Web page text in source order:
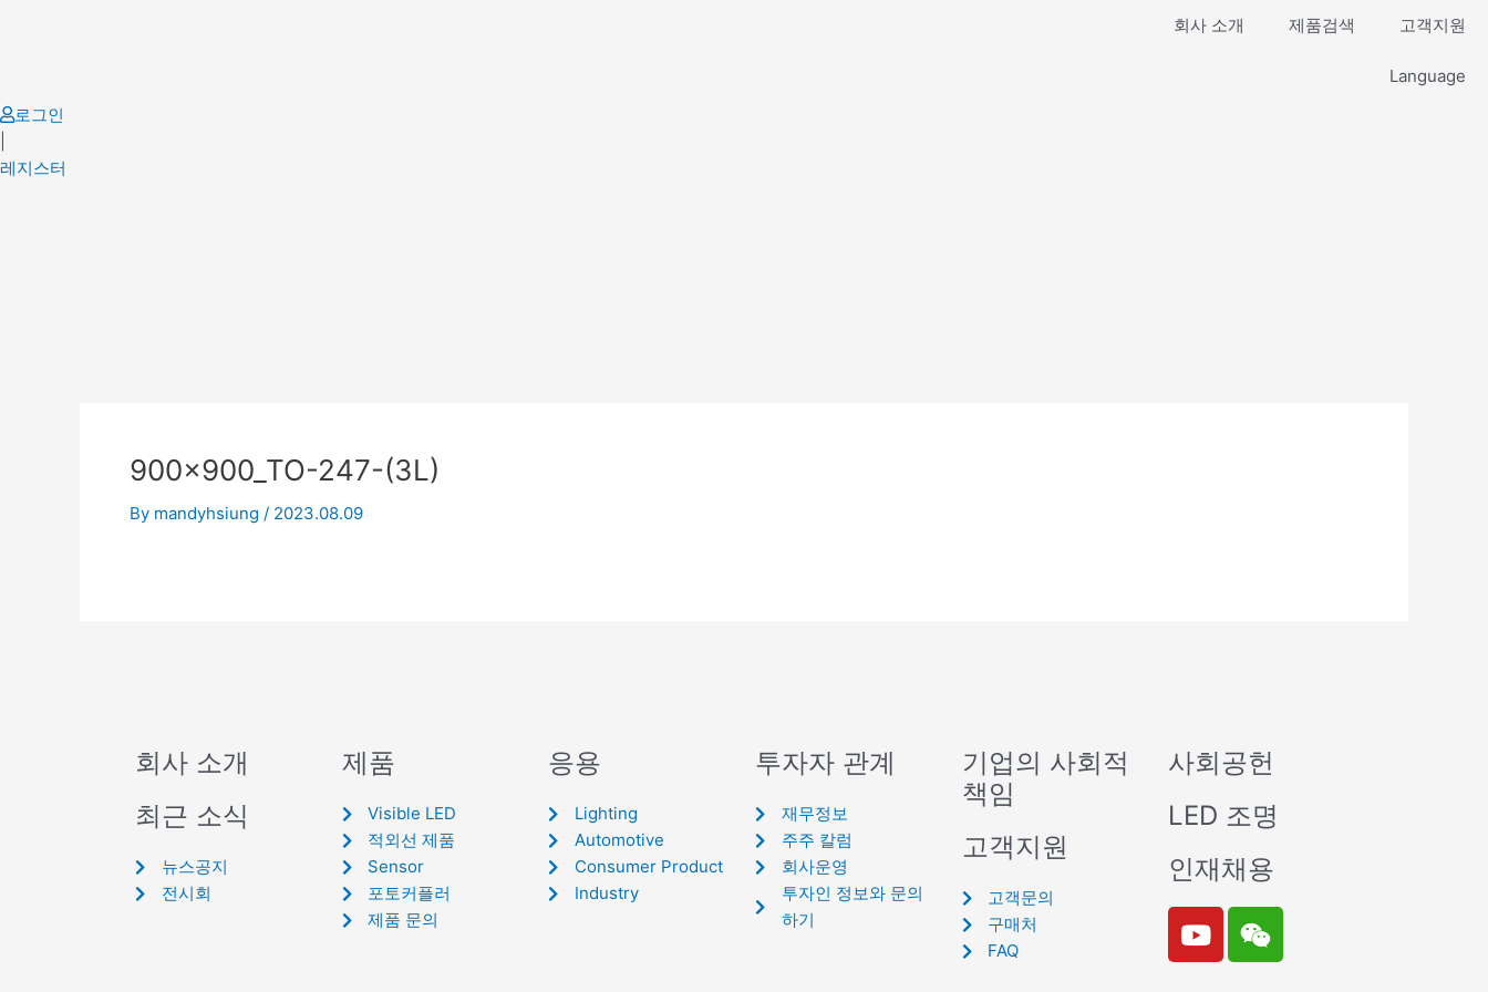
회사 소개 제품검색 고객지원
Language
로그인
레지스터
900x900_TO-247-(3L)
By mandyhsiung / 2023.08.09
회사 소개
최근 소식
뉴스공지
전시회
제품
Visible LED
적외선 제품
Sensor
포토커플러
제품 문의
응용
Lighting
Automotive
Consumer Product
Industry
투자자 관계
재무정보
주주 칼럼
회사운영
투자인 정보와 문의
하기
기업의 사회적
책임
고객지원
고객문의
구매처
FAQ
사회공헌
LED 조명
인재채용
Y
o
W
e